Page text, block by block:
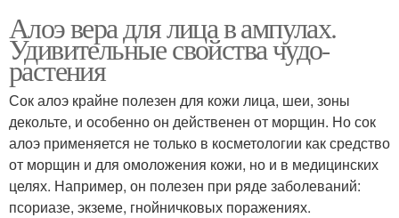
Алоэ вера для лица в ампулах.
Удивительные свойства чудо-
растения
Сок алоэ крайне полезен для кожи лица, шеи, зоны
декольте, и особенно он действенен от морщин. Но сок
алоэ применяется не только в косметологии как средство
от морщин и для омоложения кожи, но и в медицинских
целях. Например, он полезен при ряде заболеваний:
псориазе, экземе, гнойничковых поражениях.